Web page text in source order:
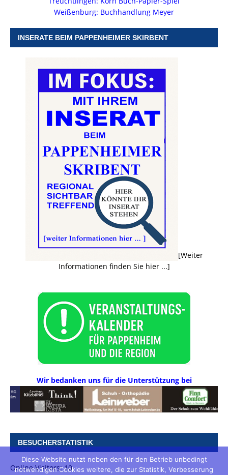
Weißenburg: Buchhandlung Meyer
INSERATE BEIM PAPPENHEIMER SKIRBENT
[Weiter
Informationen finden Sie hier ...]
Wir bedanken uns für die Unterstützung bei
BESUCHERSTATISTIK
Online Visitors:10
Diese Website nutzt neben den für den Betrieb unbedingt
notwendigen Cookies weitere, die zur Statistik, Verbesserung